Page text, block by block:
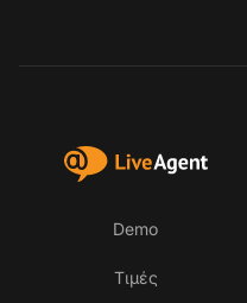
Demo
Τιμές